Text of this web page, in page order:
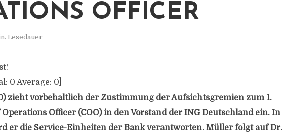
OFFICER
Lesedauer
0 Average: 0
zieht vorbehaltlich der Zustimmung der Aufsichtsgremien zum 1.
Officer (COO) in den Vorstand der ING Deutschland ein. In
er die Service-Einheiten der Bank verantworten. Müller folgt auf Dr.